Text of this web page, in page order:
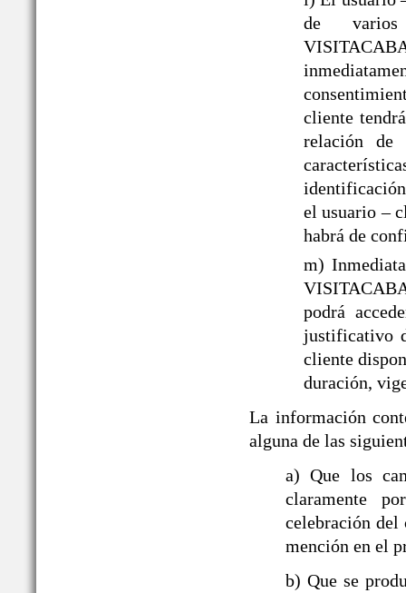
de
cliente
relación de
el usuario –
habrá de
m)
podrá
justificativo
cliente
duración,
La información
alguna de las
a) Que los
claramente
celebración del
mención en el
b) Que se